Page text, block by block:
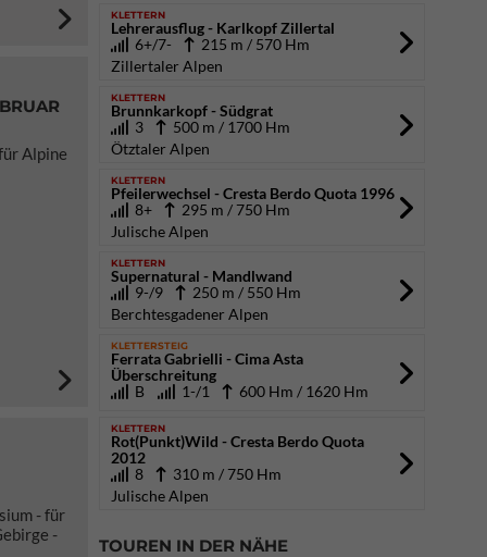
Alpine
- für
-
KLETTERN
Lehrerausflug - Karlkopf Zillertal
6+/7-
215 m / 570 Hm
Zillertaler Alpen
KLETTERN
Brunnkarkopf - Südgrat
3
500 m / 1700 Hm
Ötztaler Alpen
KLETTERN
Pfeilerwechsel - Cresta Berdo Quota 1996
8+
295 m / 750 Hm
Julische Alpen
KLETTERN
Supernatural - Mandlwand
9-/9
250 m / 550 Hm
Berchtesgadener Alpen
KLETTERSTEIG
Ferrata Gabrielli - Cima Asta
Überschreitung
B
1-/1 600 Hm / 1620 Hm
KLETTERN
Rot(Punkt)Wild - Cresta Berdo Quota
2012
8
310 m / 750 Hm
Julische Alpen
TOUREN IN DER NÄHE